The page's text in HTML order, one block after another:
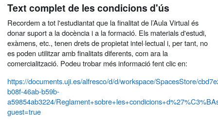
Text complet de les condicions d'ús
Recordem a tot l'estudiantat que la finalitat de l’Aula Virtual és
donar suport a la docència i a la formació. Els materials d'estudi,
exàmens, etc., tenen drets de propietat intel·lectual i, per tant, no
es poden utilitzar amb finalitats diferents, com ara la
comercialització. Podeu trobar més informació fent clic en:
https://documents.uji.es/alfresco/d/d/workspace/SpacesStore/
b08f-46ab-b59b-
a59854ab3224/
guest=true